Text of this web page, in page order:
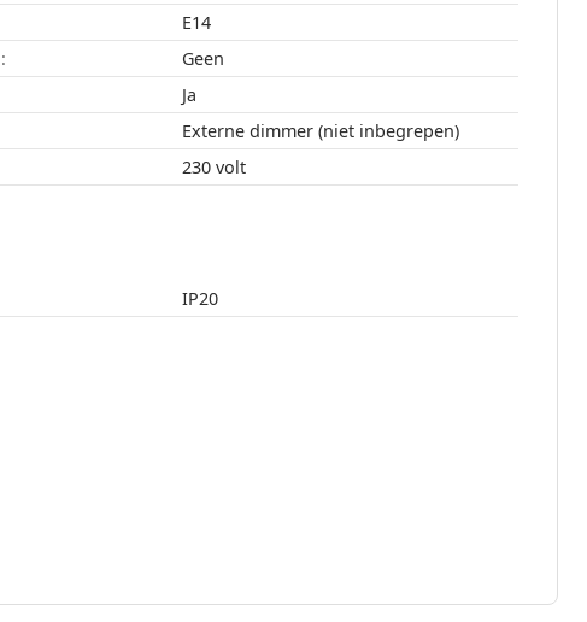
E14
Geen
Ja
Externe dimmer (niet inbegrepen)
230 volt
IP20